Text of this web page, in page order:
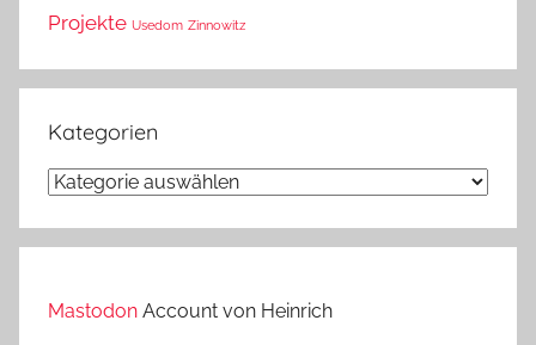
Projekte Usedom Zinnowitz
Kategorien
Kategorien
Mastodon Account von Heinrich